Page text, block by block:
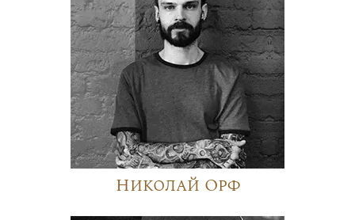
Николай Орф